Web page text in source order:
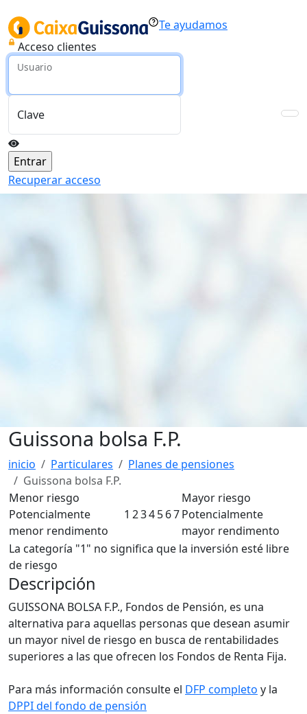
Te ayudamos
Acceso clientes
Usuario
Clave
Recuperar acceso
Guissona bolsa F.P.
inicio Particulares
Planes de pensiones
Guissona bolsa F.P.
Menor riesgo
Potencialmente
menor rendimento
1 234567
Mayor riesgo
Potencialmente
mayor rendimento
La categoría "1" no significa que la inversión esté libre
de riesgo
Descripción
GUISSONA BOLSA F.P., Fondos de Pensión, es una
alternativa para aquellas personas que desean asumir
un mayor nivel de riesgo en busca de rentabilidades
superiores a las que ofrecen los Fondos de Renta Fija.
Para más información consulte el DFP completo y la
DPPI del fondo de pensión